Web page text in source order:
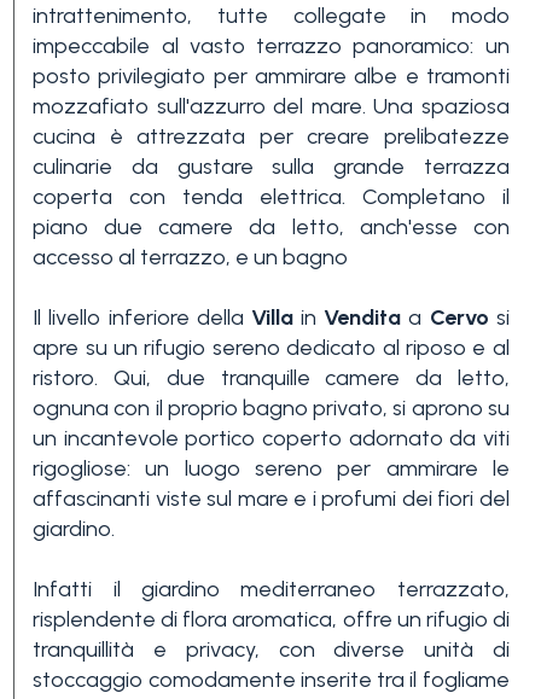
intrattenimento, tutte collegate in modo
impeccabile al vasto terrazzo panoramico: un
posto privilegiato per ammirare albe e tramonti
mozzafiato sull'azzurro del mare. Una spaziosa
cucina è attrezzata per creare prelibatezze
culinarie da gustare sulla grande terrazza
coperta con tenda elettrica. Completano il
piano due camere da letto, anch'esse con
accesso al terrazzo, e un bagno
Il livello inferiore della Villain Vendita a Cervo si
apre su un rifugio sereno dedicato al riposo e al
ristoro. Qui, due tranquille camere da letto,
ognuna con il proprio bagno privato, si aprono su
un incantevole portico coperto adornato da viti
rigogliose: un luogo sereno per ammirare le
affascinanti viste sul mare e i profumi dei fiori del
giardino.
Infatti il giardino mediterraneo terrazzato,
risplendente di flora aromatica, offre un rifugio di
tranquillità e privacy, con diverse unità di
stoccaggio comodamente inserite tra il fogliame
Altre
opzioni
-
multiscelta
Giardino
Ascensore
Piscina
Vista mare